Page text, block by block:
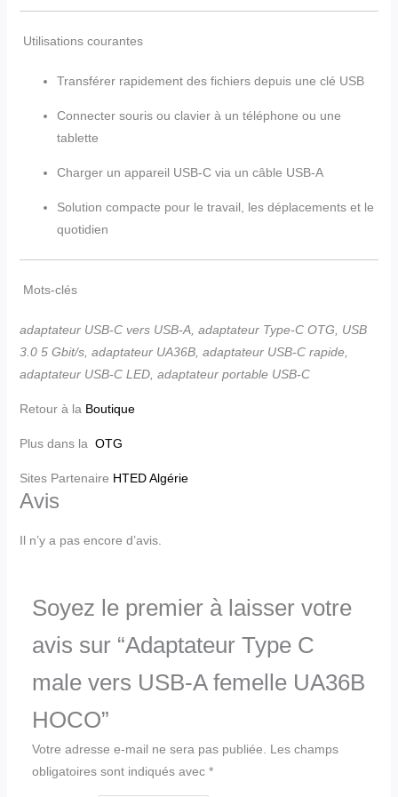
Utilisations courantes
Transférer rapidement des fichiers depuis une clé USB
Connecter souris ou clavier à un téléphone ou une
tablette
Charger un appareil USB-C via un câble USB-A
Solution compacte pour le travail, les déplacements et le
quotidien
Mots-clés
adaptateur USB-C vers USB-A, adaptateur Type-C OTG, USB
3.0 5 Gbit/s, adaptateur UA36B, adaptateur USB-C rapide,
adaptateur USB-C LED, adaptateur portable USB-C
Retour à la Boutique
Plus dans la OTG
Sites Partenaire HTED Algérie
Avis
Il n’y a pas encore d’avis.
Soyez le premier à laisser votre
avis sur “Adaptateur Type C
male vers USB-A femelle UA36B
HOCO”
Votre adresse e-mail ne sera pas publiée.
Les champs
obligatoires sont indiqués avec *